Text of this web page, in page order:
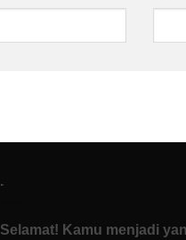
.
Selamat! Kamu menjadi